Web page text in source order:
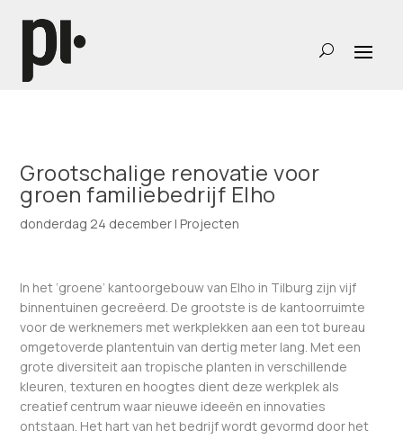
Grootschalige renovatie voor
groen familiebedrijf Elho
donderdag 24 december | Projecten
In het ‘groene’ kantoorgebouw van Elho in Tilburg zijn vijf
binnentuinen gecreëerd. De grootste is de kantoorruimte
voor de werknemers met werkplekken aan een tot bureau
omgetoverde plantentuin van dertig meter lang. Met een
grote diversiteit aan tropische planten in verschillende
kleuren, texturen en hoogtes dient deze werkplek als
creatief centrum waar nieuwe ideeën en innovaties
ontstaan. Het hart van het bedrijf wordt gevormd door het